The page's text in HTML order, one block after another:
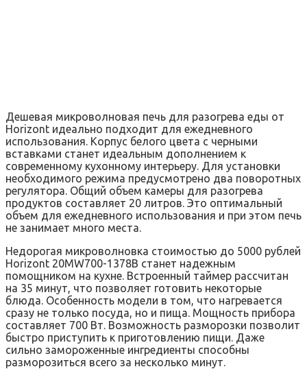
Дешевая микроволновая печь для разогрева еды от
Horizont идеально подходит для ежедневного
использования. Корпус белого цвета с черными
вставками станет идеальным дополнением к
современному кухонному интерьеру. Для установки
необходимого режима предусмотрено два поворотных
регулятора. Общий объем камеры для разогрева
продуктов составляет 20 литров. Это оптимальный
объем для ежедневного использования и при этом печь
не занимает много места.
Недорогая микроволновка стоимостью до 5000 рублей
Horizont 20MW700-1378B станет надежным
помощником на кухне. Встроенный таймер рассчитан
на 35 минут, что позволяет готовить некоторые
блюда. Особенность модели в том, что нагревается
сразу не только посуда, но и пища. Мощность прибора
составляет 700 Вт. Возможность разморозки позволит
быстро приступить к приготовлению пищи. Даже
сильно замороженные ингредиенты способны
разморозиться всего за несколько минут.